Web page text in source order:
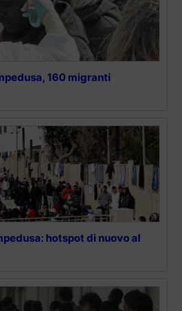
160 migranti
hotspot di nuovo al